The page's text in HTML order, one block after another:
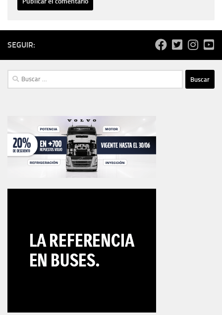
SEGUIR:
Buscar: